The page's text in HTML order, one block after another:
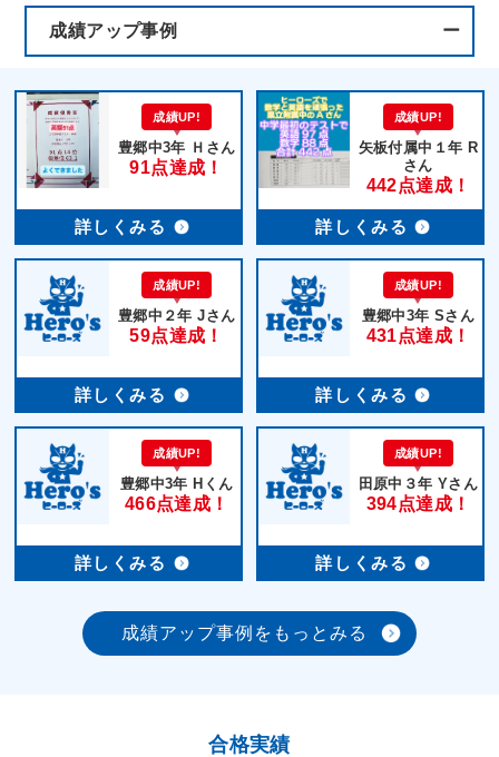
成績アップ事例
成績UP!
豊郷中3年 Ｈさん
91点達成！
詳しくみる
成績UP!
矢板付属中１年 R
さん
442点達成！
詳しくみる
成績UP!
豊郷中２年 Jさん
59点達成！
詳しくみる
成績UP!
豊郷中3年 Sさん
431点達成！
詳しくみる
成績UP!
豊郷中3年 Hくん
466点達成！
詳しくみる
成績UP!
田原中３年 Yさん
394点達成！
詳しくみる
成績アップ事例をもっとみる
合格実績